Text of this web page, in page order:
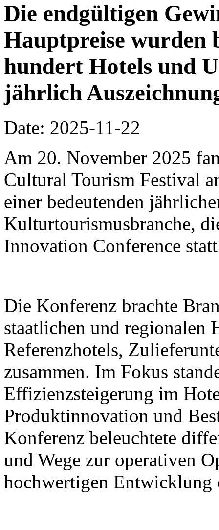
Die endgültigen
Hauptpreise wurden
hundert Hotels und
jährlich
Date: 2025-11-22
Am 20. November 2025
Cultural Tourism Festival
einer bedeutenden
Kulturtourismusbranche,
Innovation Conference
Die Konferenz brachte
staatlichen und regionalen
Referenzhotels,
zusammen. Im Fokus
Effizienzsteigerung im
Produktinnovation und
Konferenz beleuchtete
und Wege zur operativen
hochwertigen Entwicklung